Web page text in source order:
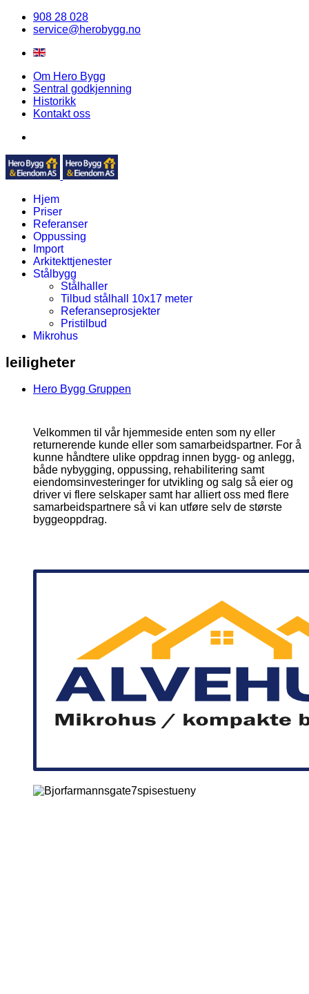
908 28 028
service@herobygg.no
Om Hero Bygg
Sentral godkjenning
Historikk
Kontakt oss
Hjem
Priser
Referanser
Oppussing
Import
Arkitekttjenester
Stålbygg
Stålhaller
Tilbud stålhall 10x17 meter
Referanseprosjekter
Pristilbud
Mikrohus
leiligheter
Hero Bygg Gruppen
Velkommen til vår hjemmeside enten som ny eller
returnerende kunde eller som samarbeidspartner. For å
kunne håndtere ulike oppdrag innen bygg- og anlegg,
både nybygging, oppussing, rehabilitering samt
eiendomsinvesteringer for utvikling og salg så eier og
driver vi flere selskaper samt har alliert oss med flere
samarbeidspartnere så vi kan utføre selv de største
byggeoppdrag.